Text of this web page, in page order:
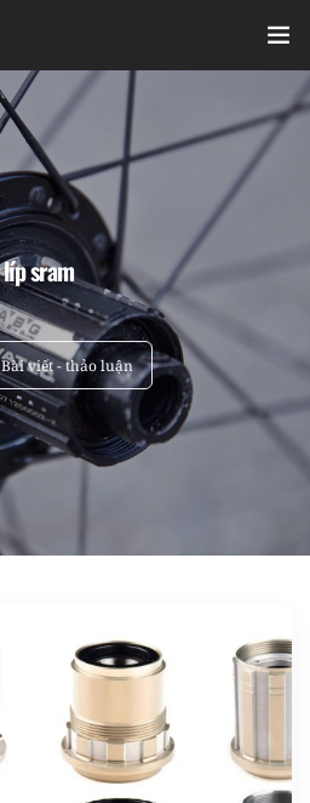
líp sram
Bài viết - thảo luận